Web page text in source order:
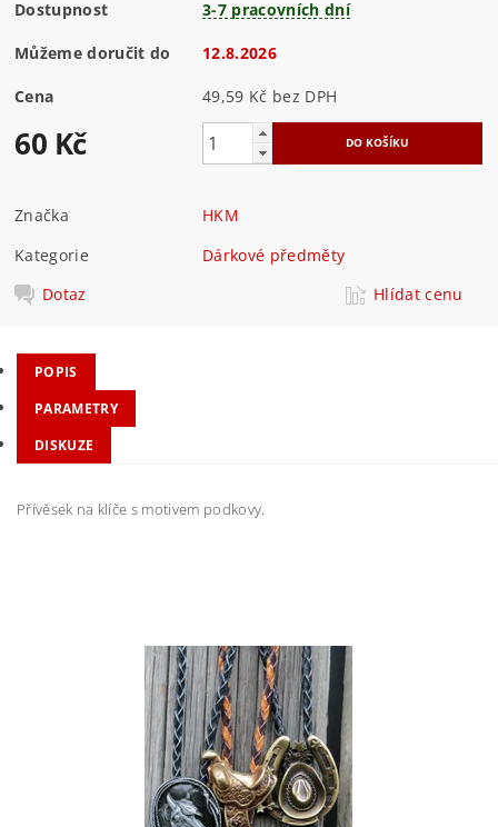
Dostupnost 3-7 pracovních dní
Můžeme doručit do 12.8.2026
Cena 49,59 Kč bez DPH
60 Kč
Značka
HKM
Kategorie
Dárkové předměty
Dotaz
Hlídat cenu
POPIS
PARAMETRY
DISKUZE
Přívěsek na klíče s motivem podkovy.